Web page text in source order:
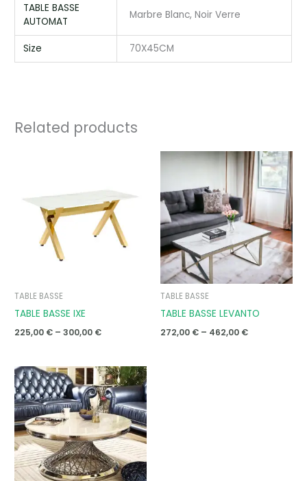
TABLE BASSE
AUTOMAT
Marbre Blanc, Noir Verre
Size 70X45CM
Related products
TABLE BASSE
TABLE BASSE IXE
225,00 € – 300,00 €
through
300,00 €
TABLE BASSE
TABLE BASSE LEVANTO
272,00 € – 462,00 €
Price
range:
272,00 €
through
462,00 €
Price
range:
947,00 €
through
997,00 €